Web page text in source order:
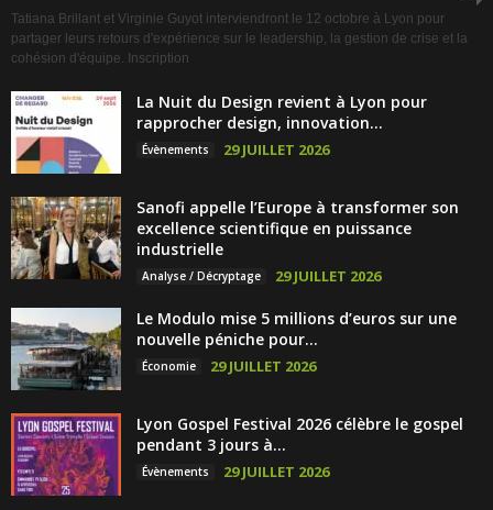
Tatiana Brillant et Virginie Guyot interviendront le 12 octobre à Lyon pour
partager leurs retours d'expérience sur le leadership, la gestion de crise et la
cohésion d'équipe. Inscription
La Nuit du Design revient à Lyon pour
rapprocher design, innovation...
Évènements 29 JUILLET 2026
Sanofi appelle l’Europe à transformer son
excellence scientifique en puissance
industrielle
Analyse / Décryptage 29 JUILLET 2026
Le Modulo mise 5 millions d’euros sur une
nouvelle péniche pour...
Économie 29 JUILLET 2026
Lyon Gospel Festival 2026 célèbre le gospel
pendant 3 jours à...
Évènements 29 JUILLET 2026